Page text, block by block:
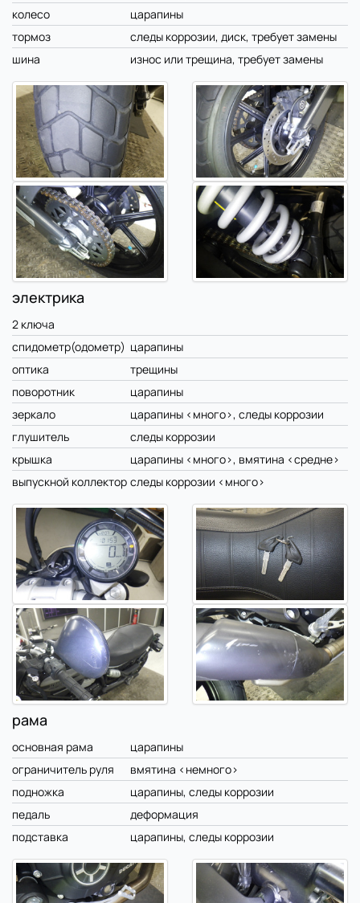
колесо
царапины
тормоз
следы коррозии, диск, требует замены
шина
износ или трещина, требует замены
электрика
2 ключа
спидометр(одометр) царапины
оптика
трещины
поворотник
царапины
зеркало
царапины <много>, следы коррозии
глушитель
следы коррозии
крышка
царапины <много>, вмятина <средне>
выпускной коллектор следы коррозии <много>
рама
основная рама
царапины
ограничитель руля
вмятина <немного>
подножка
царапины, следы коррозии
педаль
деформация
подставка
царапины, следы коррозии